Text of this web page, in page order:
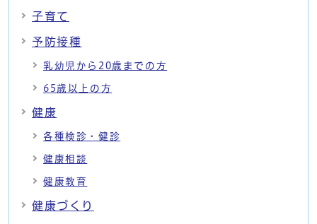
子育て
予防接種
乳幼児から20歳までの方
65歳以上の方
健康
各種検診・健診
健康相談
健康教育
健康づくり